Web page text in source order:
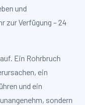
und
zur Verfügung – 24
Ein Rohrbruch
ein
und ein
sondern